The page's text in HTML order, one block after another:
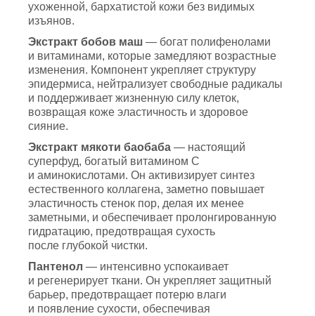
ухоженной, бархатистой кожи без видимых
изъянов.
Экстракт бобов маш — богат полифенолами
и витаминами, которые замедляют возрастные
изменения. Компонент укрепляет структуру
эпидермиса, нейтрализует свободные радикалы
и поддерживает жизненную силу клеток,
возвращая коже эластичность и здоровое
сияние.
Экстракт мякоти баобаба — настоящий
суперфуд, богатый витамином С
и аминокислотами. Он активизирует синтез
естественного коллагена, заметно повышает
эластичность стенок пор, делая их менее
заметными, и обеспечивает пролонгированную
гидратацию, предотвращая сухость
после глубокой чистки.
Пантенол — интенсивно успокаивает
и регенерирует ткани. Он укрепляет защитный
барьер, предотвращает потерю влаги
и появление сухости, обеспечивая